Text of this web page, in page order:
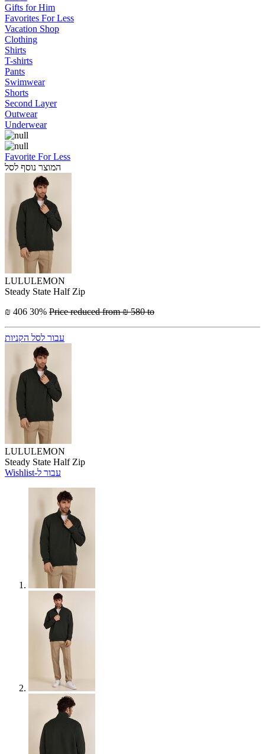
Gifts for Him
Favorites For Less
Vacation Shop
Clothing
Shirts
T-shirts
Pants
Swimwear
Shorts
Second Layer
Outwear
Underwear
Favorite For Less
המוצר נוסף לסל
LULULEMON
Steady State Half Zip
₪ 406 30% Price reduced from₪ 580 to
עבור לסל הקניות
LULULEMON
Steady State Half Zip
Wishlist-עבור ל